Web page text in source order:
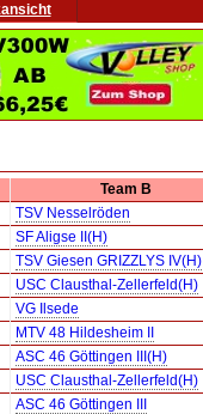
Team B
TSV Nesselröden
SF Aligse II(H)
TSV Giesen GRIZZLYS IV(H)
USC Clausthal-Zellerfeld(H)
VG Ilsede
MTV 48 Hildesheim II
ASC 46 Göttingen III(H)
USC Clausthal-Zellerfeld(H)
ASC 46 Göttingen III